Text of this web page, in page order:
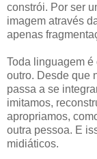
constrói. Por ser
imagem através
apenas
Toda linguagem
outro. Desde que
passa a se
imitamos,
apropriamos,
outra pessoa. E
midiáticos.